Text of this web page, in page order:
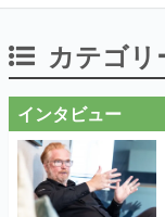
カテゴ
インタビュー